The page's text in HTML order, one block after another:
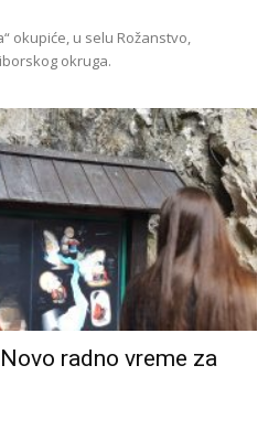
okupiće, u selu Rožanstvo,
okruga.
radno vreme za